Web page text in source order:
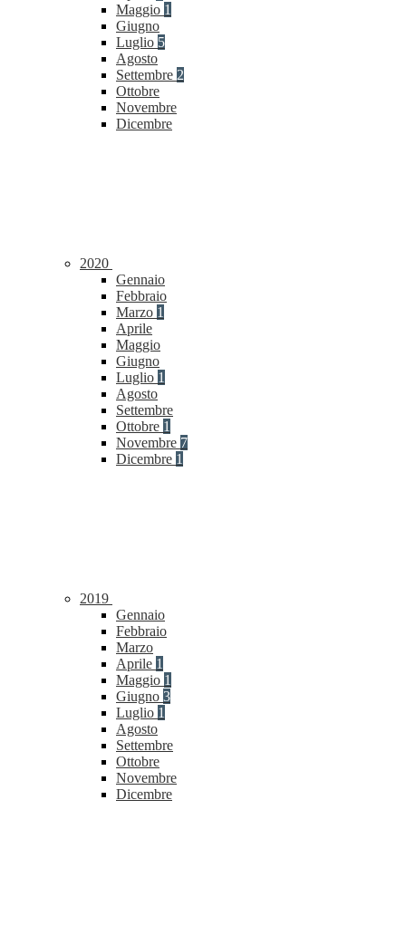
Maggio 1
Giugno
Luglio 5
Agosto
Settembre 2
Ottobre
Novembre
Dicembre
2020
Gennaio
Febbraio
Marzo 1
Aprile
Maggio
Giugno
Luglio 1
Agosto
Settembre
Ottobre 1
Novembre 7
Dicembre 1
2019
Gennaio
Febbraio
Marzo
Aprile 1
Maggio 1
Giugno 3
Luglio 1
Agosto
Settembre
Ottobre
Novembre
Dicembre